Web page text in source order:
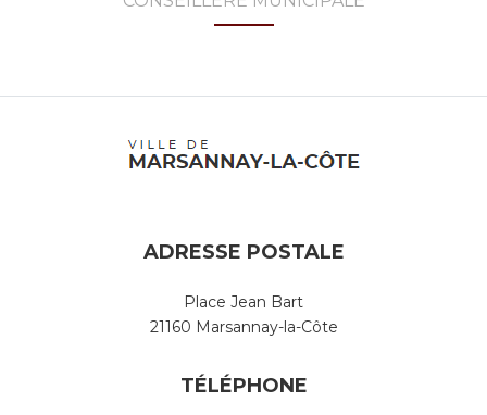
ADRESSE POSTALE
Place Jean Bart
21160 Marsannay-la-Côte
TÉLÉPHONE